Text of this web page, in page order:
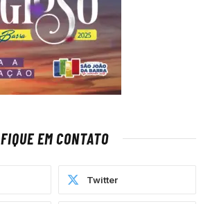
FIQUE EM CONTATO
Twitter